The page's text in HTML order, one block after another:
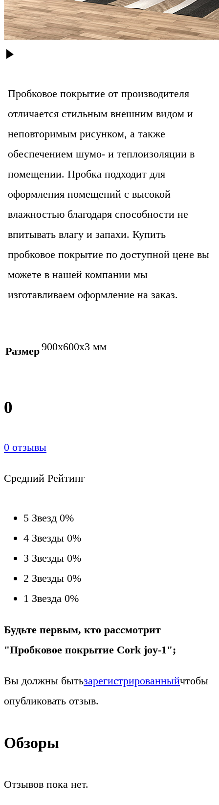
Пробковое покрытие от производителя
отличается стильным внешним видом и
неповторимым рисунком, а также
обеспечением шумо- и теплоизоляции в
помещении. Пробка подходит для
оформления помещений с высокой
влажностью благодаря способности не
впитывать влагу и запахи. Купить
пробковое покрытие по доступной цене вы
можете в нашей компании мы
изготавливаем оформление на заказ.
Размер900х600х3 мм
0
0 отзывы
Средний Рейтинг
5 Звезд 0%
4 Звезды 0%
3 Звезды 0%
2 Звезды 0%
1 Звезда 0%
Будьте первым, кто рассмотрит
"Пробковое покрытие Cork joy-1";
Вы должны бытьзарегистрированныйчтобы
опубликовать отзыв.
Обзоры
Отзывов пока нет.